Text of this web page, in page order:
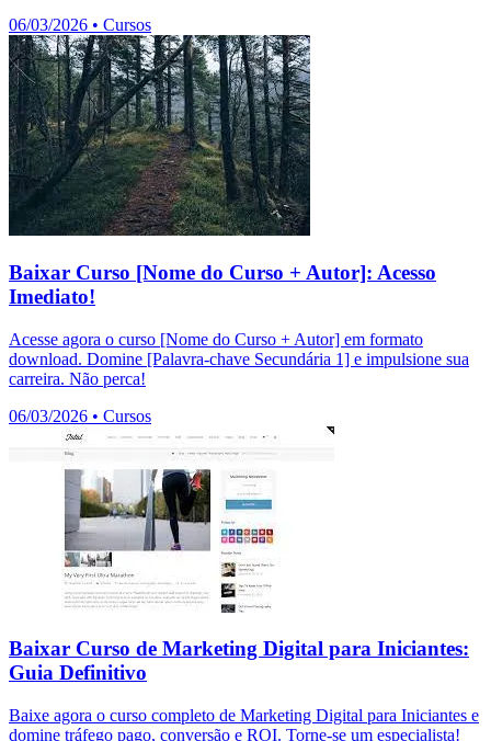
06/03/2026 • Cursos
Baixar Curso [Nome do Curso + Autor]: Acesso
Imediato!
Acesse agora o curso [Nome do Curso + Autor] em formato
download. Domine [Palavra-chave Secundária 1] e impulsione sua
carreira. Não perca!
06/03/2026 • Cursos
Baixar Curso de Marketing Digital para Iniciantes:
Guia Definitivo
Baixe agora o curso completo de Marketing Digital para Iniciantes e
domine tráfego pago, conversão e ROI. Torne-se um especialista!